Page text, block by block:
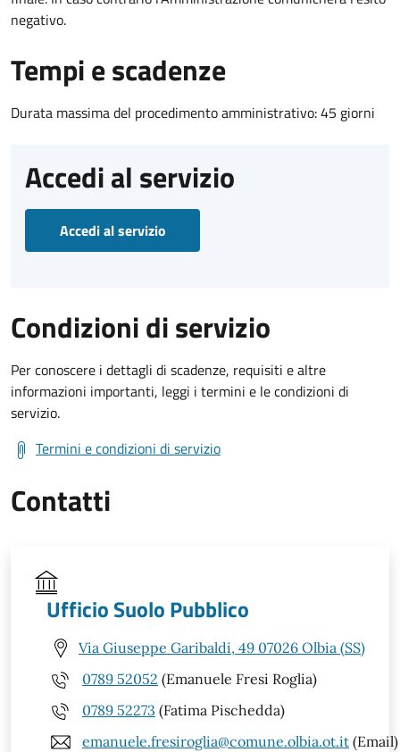
negativo.
Tempi e scadenze
Durata massima del procedimento amministrativo: 45 giorni
Accedi al servizio
Accedi al servizio
Condizioni di servizio
Per conoscere i dettagli di scadenze, requisiti e altre
informazioni importanti, leggi i termini e le condizioni di
servizio.
Termini e condizioni di servizio
Contatti
Ufficio Suolo Pubblico
Via Giuseppe Garibaldi, 49 07026 Olbia (SS)
0789 52052 (Emanuele Fresi Roglia)
0789 52273 (Fatima Pischedda)
emanuele.fresiroglia@comune.olbia.ot.it (Email)